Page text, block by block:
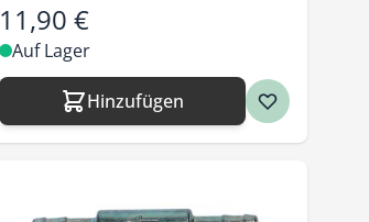
11,90 €
Auf Lager
Hinzufügen